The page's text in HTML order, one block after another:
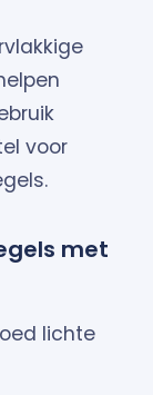
voor
met
lichte